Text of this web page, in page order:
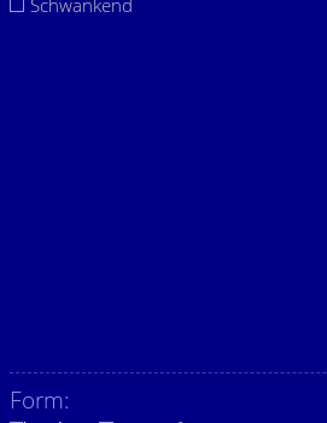
Schwankend
Form: